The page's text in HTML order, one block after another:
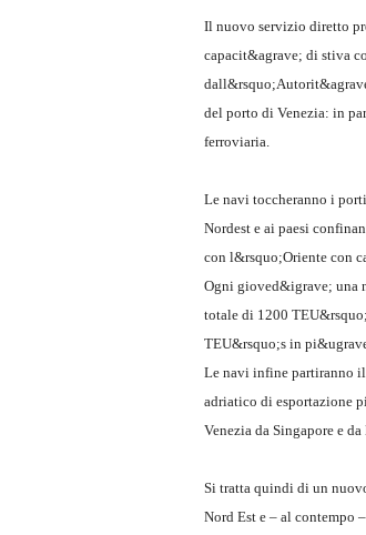
Il nuovo servizio diretto
capacit&agrave; di stiva
del porto di Venezia: in
ferroviaria.
Le navi toccheranno i
Nordest e ai paesi
con l&rsquo;Oriente con
Ogni gioved&igrave; una
totale di 1200
TEU&rsquo;s in
Le navi infine partiranno
adriatico di esportazione
Venezia da Singapore e
Si tratta quindi di un
Nord Est e – al